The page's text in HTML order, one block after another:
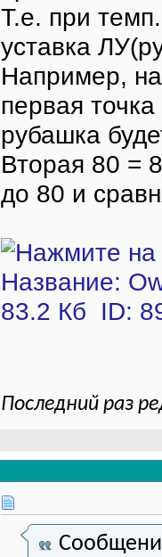
Т.е. при
уставка
Например,
первая
рубашка
Вторая 80 =
до 80 и
Последний раз